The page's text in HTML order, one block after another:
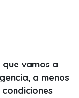
que vamos a
a menos